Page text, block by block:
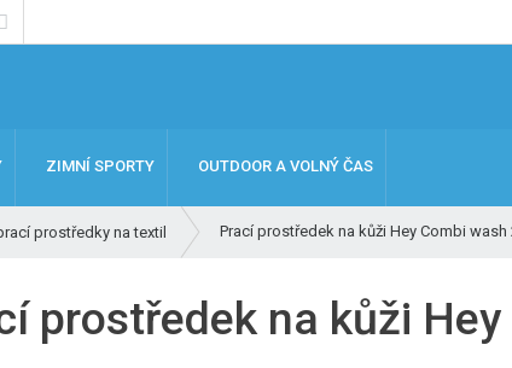
ZIMNÍ SPORTY OUTDOOR A VOLNÝ ČAS
prostředky na textil Prací prostředek na kůži Hey Combi wash
prostředek na kůži